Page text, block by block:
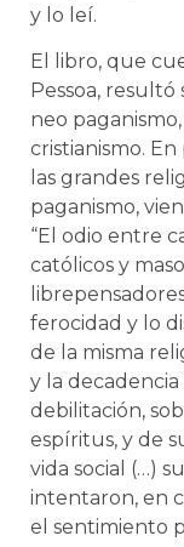
y lo leí.
El libro, que
Pessoa,
neo
cristianismo. En
las grandes
paganismo,
“El odio entre
católicos y
ferocidad y lo
de la misma
y la
debilitación,
espíritus, y de
vida social (…)
intentaron, en
el sentimiento